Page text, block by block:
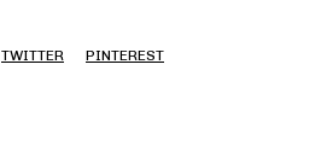
TWITTER PINTEREST